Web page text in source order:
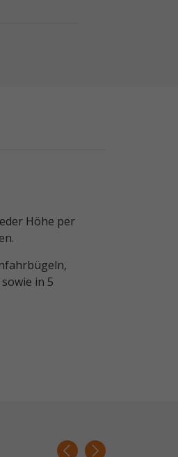
Höhe per
in 5